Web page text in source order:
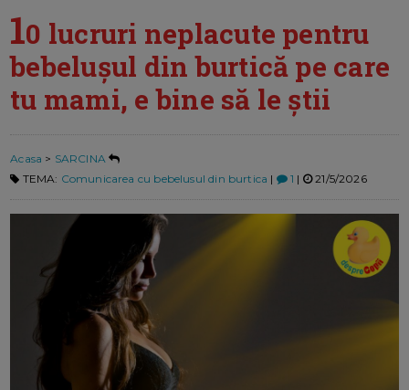
10 lucruri neplacute pentru
bebelușul din burtică pe care
tu mami, e bine să le știi
Acasa > SARCINA
TEMA: Comunicarea cu bebelusul din burtica | 1 | 21/5/2026